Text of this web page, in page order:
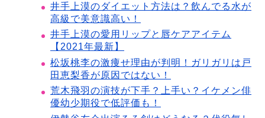
井手上漠のダイエット方法は？飲んでる水が
高級で美意識高い！
井手上漠の愛用リップと唇ケアアイテム
【2021年最新】
松坂桃李の激痩せ理由が判明！ガリガリは戸
田恵梨香が原因ではない！
荒木飛羽の演技が下手？上手い？イケメン俳
優幼少期役で低評価も！